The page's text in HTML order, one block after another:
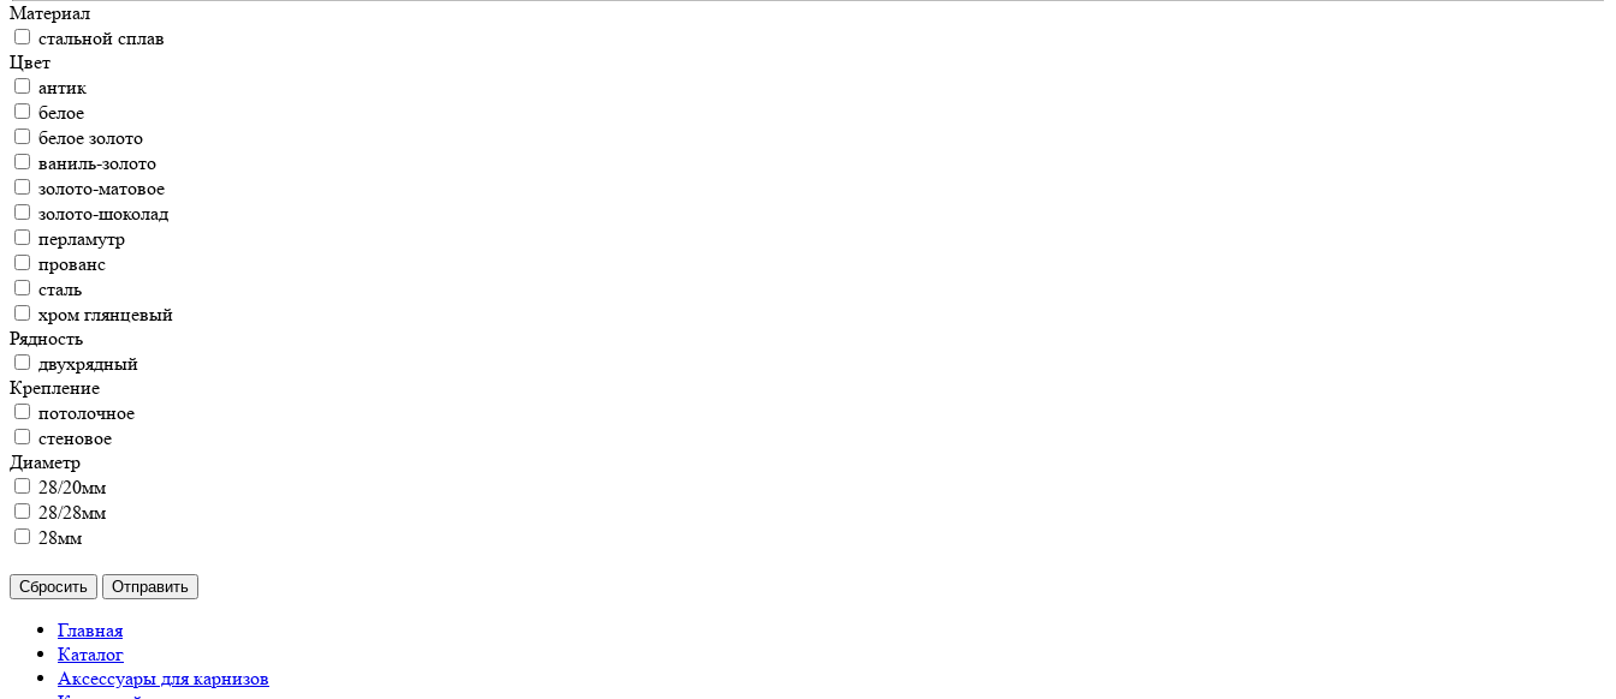
Материал
стальной сплав
Цвет
антик
белое
белое золото
ваниль-золото
золото-матовое
золото-шоколад
перламутр
прованс
сталь
хром глянцевый
Рядность
двухрядный
Крепление
потолочное
стеновое
Диаметр
28/20мм
28/28мм
28мм
Сбросить Отправить
Главная
Каталог
Аксессуары для карнизов